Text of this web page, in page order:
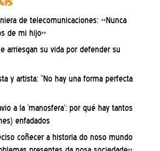
de telecomunicaciones: «Nunca
de mi hijo»
arriesgan su vida por defender su
y artista: “No hay una forma perfecta
a la ‘manosfera’: por qué hay tantos
enfadados
coñecer a historia do noso mundo